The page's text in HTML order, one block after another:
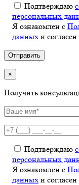
Подтверждаю
персональных
Я ознакомлен с
данных и
×
Получить
Подтверждаю
персональных
Я ознакомлен с
данных и